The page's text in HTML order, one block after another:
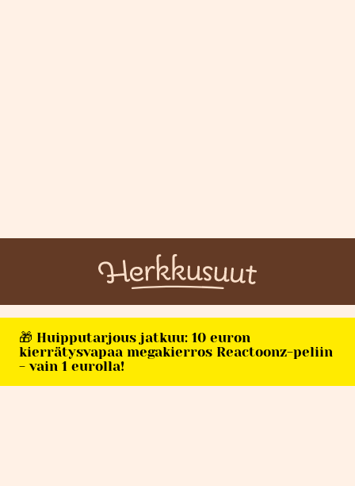
🎁 Huipputarjous jatkuu: 10 euron
kierrätysvapaa megakierros Reactoonz-peliin
- vain 1 eurolla!